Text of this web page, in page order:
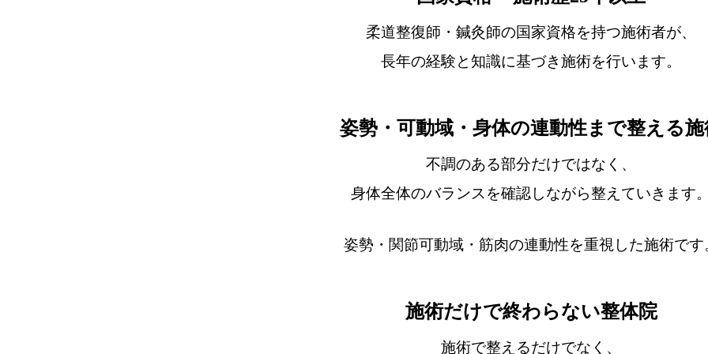
柔道整復師・鍼灸師の国家資格を持つ施術者が、
長年の経験と知識に基づき施術を行います。
姿勢・可動域・身体の連動性まで整える施
不調のある部分だけではなく、
身体全体のバランスを確認しながら整えていきます。
姿勢・関節可動域・筋肉の連動性を重視した施術です
施術だけで終わらない整体院
施術で整えるだけでなく、